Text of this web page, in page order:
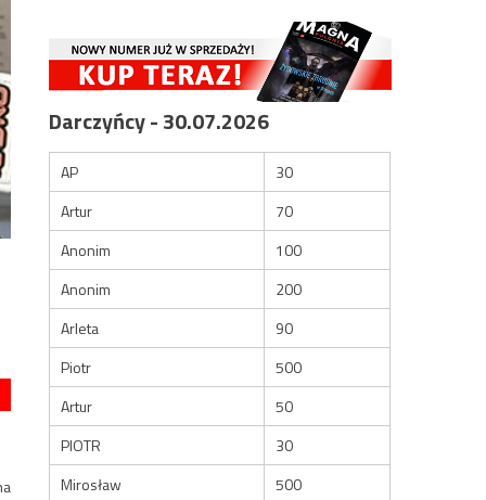
Darczyńcy - 30.07.2026
AP
30
Artur
70
Anonim
100
Anonim
200
Arleta
90
Piotr
500
Artur
50
PIOTR
30
Mirosław
500